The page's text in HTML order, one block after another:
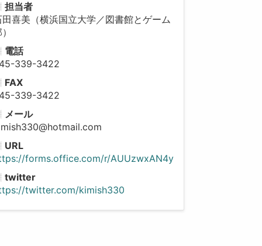
担当者
田喜美（横浜国立大学／図書館とゲーム
電話
339-3422
FAX
339-3422
メール
URL
forms.office.com/r/AUUzwxAN4y
twitter
twitter.com/kimish330